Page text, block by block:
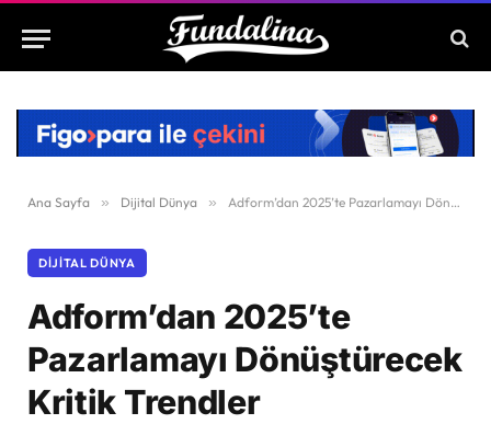
Ana Sayfa » Dijital Dünya » Adform’dan 2025’te Pazarlamayı Dönüştürecek Kritik Trendler
DIJITAL DÜNYA
Adform’dan 2025’te
Pazarlamayı Dönüştürecek
Kritik Trendler